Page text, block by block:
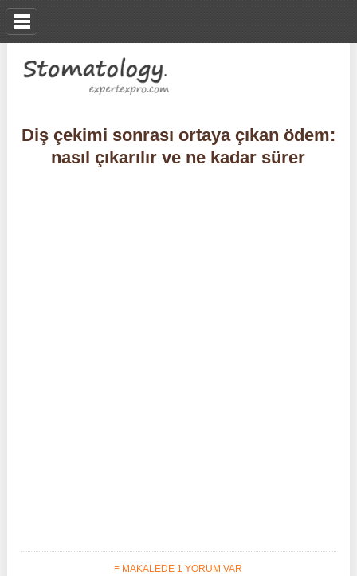
Diş çekimi sonrası ortaya çıkan ödem:
nasıl çıkarılır ve ne kadar sürer
≡ MAKALEDE 1 YORUM VAR